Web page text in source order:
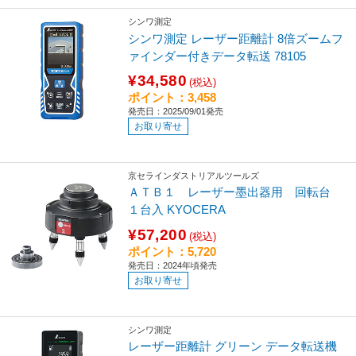
シンワ測定
シンワ測定 レーザー距離計 8倍ズームフ
ァインダー付きデータ転送 78105
¥34,580 (税込)
ポイント：3,458
発売日：2025/09/01発売
お取り寄せ
京セラインダストリアルツールズ
ＡＴＢ１ レーザー墨出器用 回転台
１台入 KYOCERA
¥57,200 (税込)
ポイント：5,720
発売日：2024年頃発売
お取り寄せ
シンワ測定
レーザー距離計 グリーン データ転送機